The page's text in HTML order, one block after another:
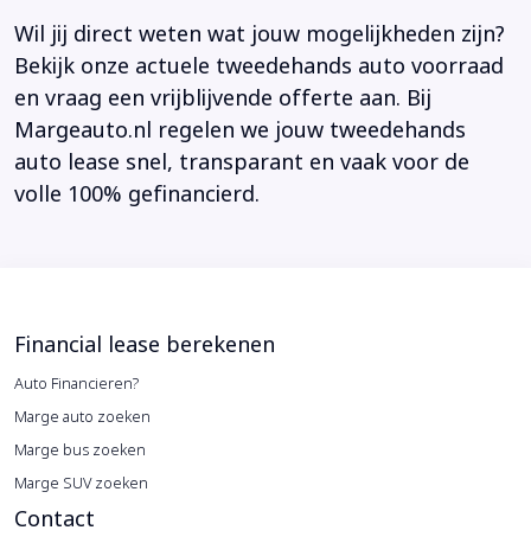
Wil jij direct weten wat jouw mogelijkheden zijn?
Bekijk onze actuele tweedehands auto voorraad
en vraag een vrijblijvende offerte aan. Bij
Margeauto.nl regelen we jouw tweedehands
auto lease snel, transparant en vaak voor de
volle 100% gefinancierd.
Financial lease berekenen
Auto Financieren?
Marge auto zoeken
Marge bus zoeken
Marge SUV zoeken
Contact